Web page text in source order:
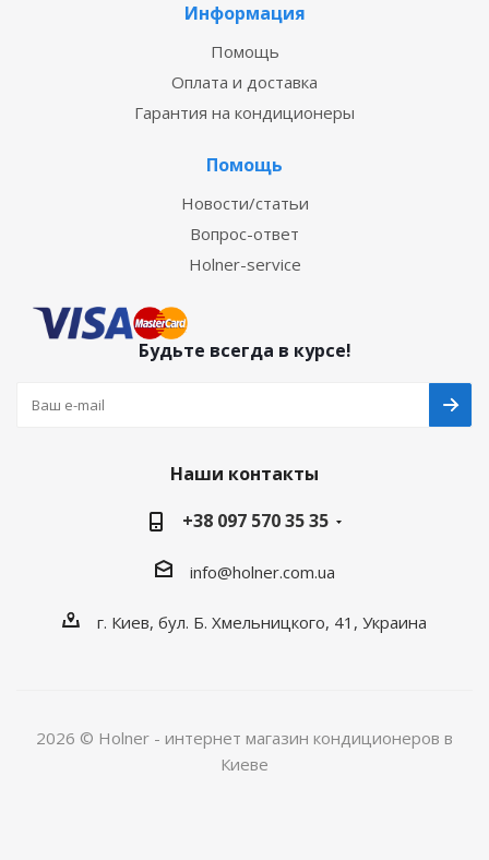
Информация
Помощь
Оплата и доставка
Гарантия на кондиционеры
Помощь
Новости/статьи
Вопрос-ответ
Holner-service
Будьте всегда в курсе!
Наши контакты
+38 097 570 35 35
info@holner.com.ua
г. Киев, бул. Б. Хмельницкого, 41, Украина
2026 © Holner - интернет магазин кондиционеров в
Киеве